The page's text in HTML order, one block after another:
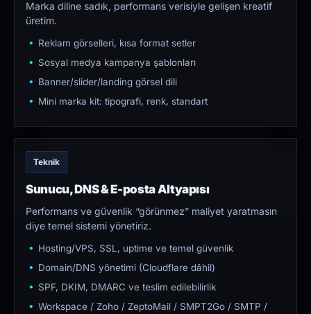
Marka diline sadık, performans verisiyle gelişen kreatif
üretim.
Reklam görselleri, kısa format setler
Sosyal medya kampanya şablonları
Banner/slider/landing görsel dili
Mini marka kit: tipografi, renk, standart
Teknik
Sunucu, DNS & E-posta Altyapısı
Performans ve güvenlik “görünmez” maliyet yaratmasın
diye temel sistemi yönetiriz.
Hosting/VPS, SSL, uptime ve temel güvenlik
Domain/DNS yönetimi (Cloudflare dâhil)
SPF, DKIM, DMARC ve teslim edilebilirlik
Workspace / Zoho / ZeptoMail / SMPT2Go / SMTP /